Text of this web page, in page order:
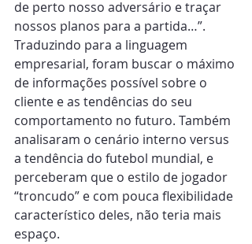
de perto nosso adversário e traçar
nossos planos para a partida…”.
Traduzindo para a linguagem
empresarial, foram buscar o máximo
de informações possível sobre o
cliente e as tendências do seu
comportamento no futuro. Também
analisaram o cenário interno versus
a tendência do futebol mundial, e
perceberam que o estilo de jogador
“troncudo” e com pouca flexibilidade
característico deles, não teria mais
espaço.